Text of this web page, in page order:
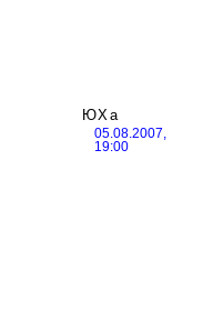
ЮХа
05.08.2007,
19:00